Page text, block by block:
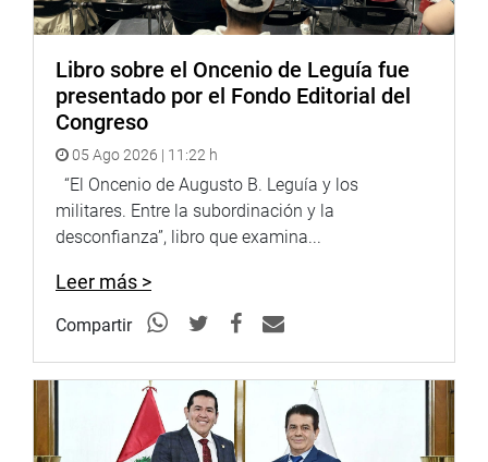
de cero”, sostuvo.
Asimismo, remarcó que el gobernador regional, Servando
García, nunca asistió a las sesiones de su grupo de
trabajo por lo que “nunca dio explicaciones”.
Por último, advirtió el “silencio cómplice” y “a la medida
de sus necesidades particulares de la Cámara de
Comercio, del Colegio de Ingenieros, del Colegio de
Economistas, del Colegio de Arquitectos, de la
colectivos ciudadanos de Piura.
“Por Piura, por mi honor, por mi familia, no me quedaré
sumarse a la indignación de una reconstrucción que
fracasó, porque compró silencios y conciencias”, finalizó.
Lima, 29 de marzo de 2021
Libro sobre el Oncenio de Leguía fue
presentado por el Fondo Editorial del
Congreso
05 Ago 2026 | 11:22 h
“El Oncenio de Augusto B. Leguía y los
militares. Entre la subordinación y la
desconfianza”, libro que examina...
Leer más >
Compartir